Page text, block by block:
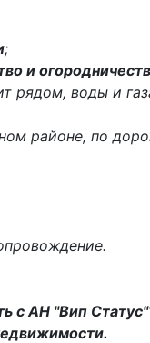
;
и
рядом, воды и
районе, по
с АН "Вип